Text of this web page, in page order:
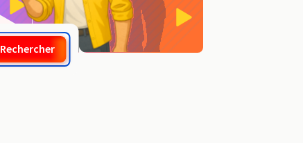
Rechercher